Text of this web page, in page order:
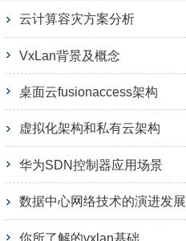
云计算容灾方案分析
VxLan背景及概念
桌面云fusionaccess架构
虚拟化架构和私有云架构
华为SDN控制器应用场景
数据中心网络技术的演进发展
你所了解的vxlan基础